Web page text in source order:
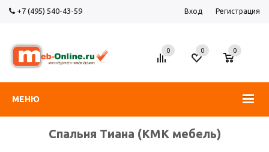
+7 (495) 540-43-59 Вход Регистрация
МЕНЮ
0 0
0
Спальня Тиана (КМК мебель)